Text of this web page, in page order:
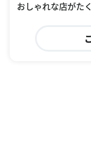
おしゃれな店がた